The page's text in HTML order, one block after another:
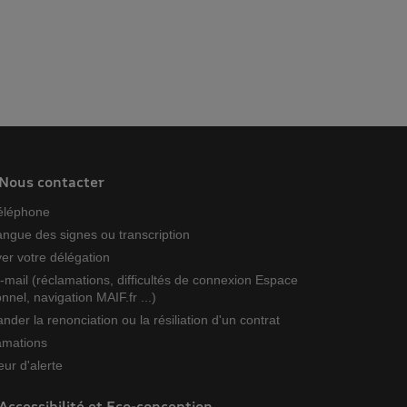
contacter
des signes ou transcription
votre délégation
mail (réclamations, difficultés de connexion Espace
navigation MAIF.fr ...)
la renonciation ou la résiliation d'un contrat
d'alerte